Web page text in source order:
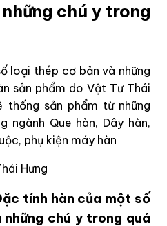
chú y trong
loại thép cơ bản và những
sản phẩm do Vật Tư Thái
thống sản phẩm từ những
ngành Que hàn, Dây hàn,
phụ kiện máy hàn
Hưng
tính hàn của một số
chú y trong quá